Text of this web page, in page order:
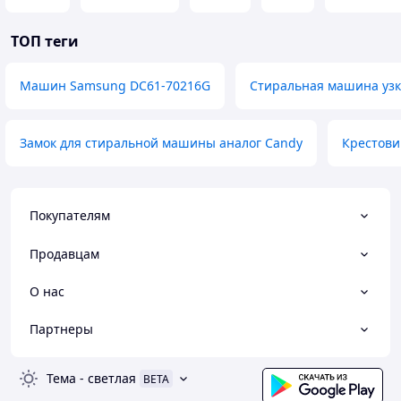
ТОП теги
Машин Samsung DC61-70216G Стиральная машина
Замок для стиральной машины аналог Candy
Покупателям
Продавцам
О нас
Партнеры
Тема - светлая BETA